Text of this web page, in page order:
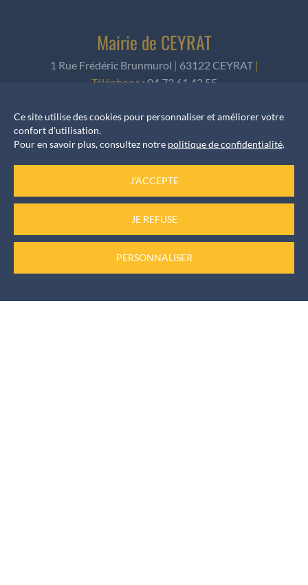
Mairie de CEYRAT
1 Rue Frédéric Brunmurol | 63122 CEYRAT |
Téléphone : 04 73 61 42 55
Horaires d’ouverture
Accueil services
du Lundi au Vendredi de 8h30 à 12h et de 13h30 à 17h
Informations rendez-vous
Ce site utilise des cookies pour personnaliser et améliorer votre
confort d'utilisation.
Pour en savoir plus, consultez notre politique de confidentialité.
J'ACCEPTE
JE REFUSE
PERSONNALISER